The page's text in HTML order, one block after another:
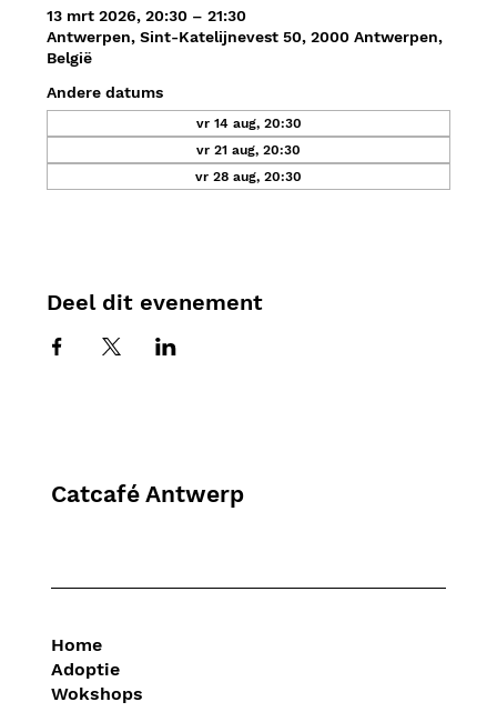
13 mrt 2026, 20:30 – 21:30
Antwerpen, Sint-Katelijnevest 50, 2000 Antwerpen,
België
Andere datums
vr 14 aug, 20:30
vr 21 aug, 20:30
vr 28 aug, 20:30
Deel dit evenement
Catcafé Antwerp
Home
Adoptie
Wokshops